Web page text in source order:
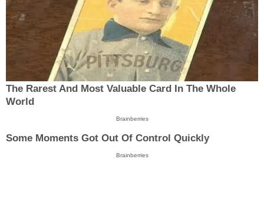
The Rarest And Most Valuable Card In The Whole
World
Brainberries
Some Moments Got Out Of Control Quickly
Brainberries